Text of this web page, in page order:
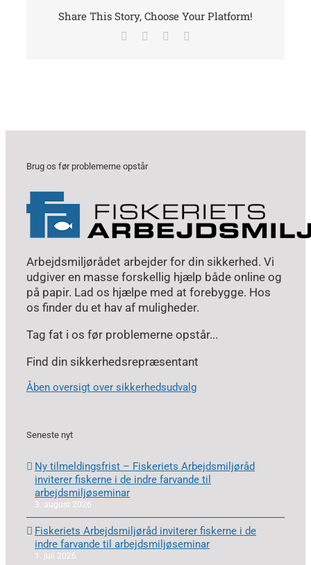
Share This Story, Choose Your Platform!
Facebook LinkedIn
Brug os før problemerne opstår
Arbejdsmiljørådet arbejder for din sikkerhed. Vi
udgiver en masse forskellig hjælp både online og
på papir. Lad os hjælpe med at forebygge. Hos
os finder du et hav af muligheder.
Tag fat i os før problemerne opstår...
Find din sikkerhedsrepræsentant
Åben oversigt over sikkerhedsudvalg
Seneste nyt
Ny tilmeldingsfrist – Fiskeriets Arbejdsmiljøråd
inviterer fiskerne i de indre farvande til
arbejdsmiljøseminar
3. august 2026
Fiskeriets Arbejdsmiljøråd inviterer fiskerne i de
indre farvande til arbejdsmiljøseminar
1. juli 2026